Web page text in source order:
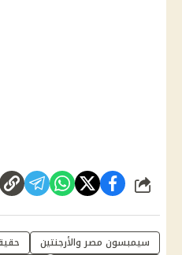
شارك
سيمبسون مصر والأرجنتين